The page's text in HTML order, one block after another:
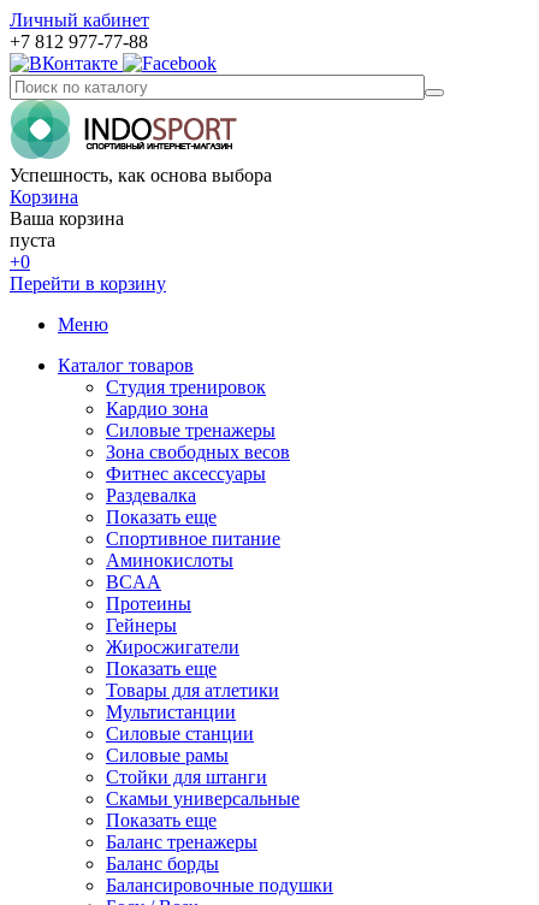
Личный кабинет
+7 812 977-77-88
Успешность, как основа выбора
Корзина
Ваша корзина
пуста
+0
Перейти в корзину
Меню
Каталог товаров
Студия тренировок
Кардио зона
Силовые тренажеры
Зона свободных весов
Фитнес аксессуары
Раздевалка
Показать еще
Спортивное питание
Аминокислоты
BCAA
Протеины
Гейнеры
Жиросжигатели
Показать еще
Товары для атлетики
Мультистанции
Силовые станции
Силовые рамы
Стойки для штанги
Скамьи универсальные
Показать еще
Баланс тренажеры
Баланс борды
Балансировочные подушки